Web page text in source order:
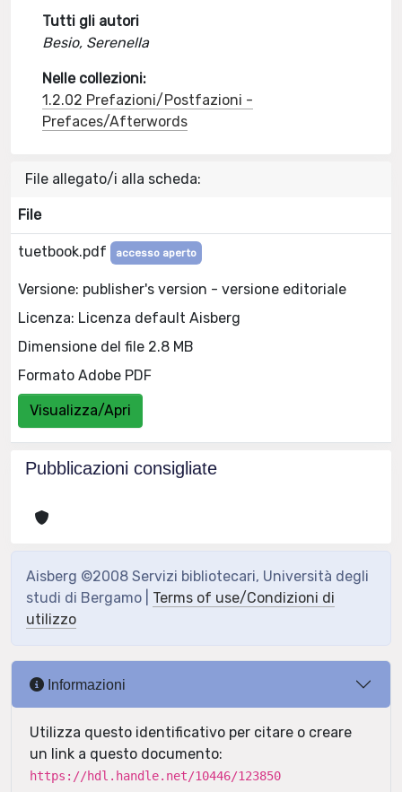
Tutti gli autori
Besio, Serenella
Nelle collezioni:
1.2.02 Prefazioni/Postfazioni -
Prefaces/Afterwords
File allegato/i alla scheda:
File
tuetbook.pdf accesso aperto
Versione: publisher's version - versione editoriale
Licenza: Licenza default Aisberg
Dimensione del file 2.8 MB
Formato Adobe PDF
Visualizza/Apri
Pubblicazioni consigliate
Aisberg ©2008 Servizi bibliotecari, Università degli
studi di Bergamo | Terms of use/Condizioni di
utilizzo
Informazioni
Utilizza questo identificativo per citare o creare
un link a questo documento:
https://hdl.handle.net/10446/123850